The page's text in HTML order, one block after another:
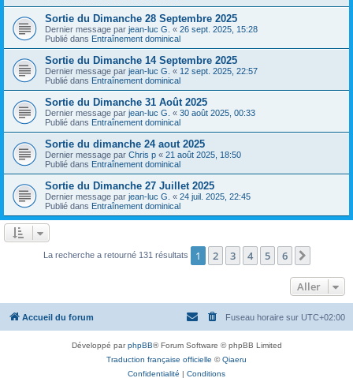
Sortie du Dimanche 28 Septembre 2025
Dernier message par jean-luc G. « 26 sept. 2025, 15:28
Publié dans Entraînement dominical
Sortie du Dimanche 14 Septembre 2025
Dernier message par jean-luc G. « 12 sept. 2025, 22:57
Publié dans Entraînement dominical
Sortie du Dimanche 31 Août 2025
Dernier message par jean-luc G. « 30 août 2025, 00:33
Publié dans Entraînement dominical
Sortie du dimanche 24 aout 2025
Dernier message par Chris p « 21 août 2025, 18:50
Publié dans Entraînement dominical
Sortie du Dimanche 27 Juillet 2025
Dernier message par jean-luc G. « 24 juil. 2025, 22:45
Publié dans Entraînement dominical
La recherche a retourné 131 résultats 1 2 3 4 5 6
Aller
Accueil du forum Fuseau horaire sur UTC+02:00
Développé parphpBB® Forum Software © phpBB Limited
Traduction française officielle ©Qiaeru
Confidentialité | Conditions